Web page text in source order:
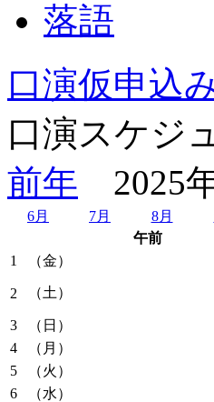
落語
口演仮申込
口演スケジ
前年 2025
6月 7月 8月
午前
1
（金）
2 （土）
3
（日）
4
（月）
5
（火）
6
（水）